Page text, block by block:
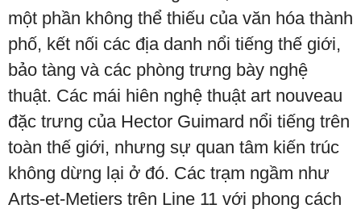
một phần không thể thiếu của văn hóa thành
phố, kết nối các địa danh nổi tiếng thế giới,
bảo tàng và các phòng trưng bày nghệ
thuật. Các mái hiên nghệ thuật art nouveau
đặc trưng của Hector Guimard nổi tiếng trên
toàn thế giới, nhưng sự quan tâm kiến trúc
không dừng lại ở đó. Các trạm ngầm như
Arts-et-Metiers trên Line 11 với phong cách